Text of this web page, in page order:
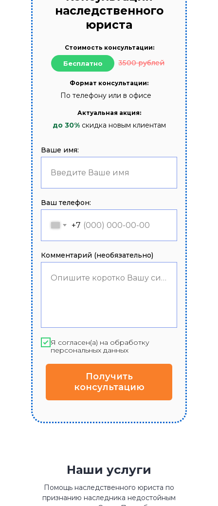
наследственного
юриста
Бесплатно 3500 рублей
Стоимость консультации:
Ваше имя:
Введите Ваше имя
Ваш телефон:
+7
Комментарий (необязательно)
Опишите коротко Вашу ситуацию
Я согласен(а) на обработку
персональных данных
Получить
консультацию
Актуальная акция:
до 30%скидка новым клиентам
Формат консультации:
По телефону или в офисе
Наши услуги
Помощь наследственного юриста по
признанию наследника недостойным